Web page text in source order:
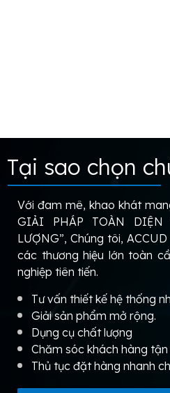
Tại sao chọn
Với đam mê, khao khát
GIẢI PHÁP TOÀN DIỆN
LƯỢNG”, Chúng tôi,
các thương hiệu lớn toàn
nghiệp tiên tiến.
Tư vấn thiết kế hệ thống
Giải sản phẩm mở rộng.
Dụng cụ chất lượng
Chăm sóc khách hàng tận
Thủ tục đặt hàng nhanh